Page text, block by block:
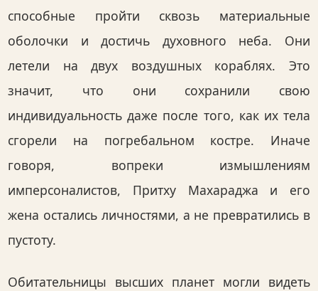
способные пройти сквозь материальные
оболочки и достичь духовного неба. Они
летели на двух воздушных кораблях. Это
значит, что они сохранили свою
индивидуальность даже после того, как их тела
сгорели на погребальном костре. Иначе
говоря, вопреки измышлениям
имперсоналистов, Притху Махараджа и его
жена остались личностями, а не превратились в
пустоту.
Обитательницы высших планет могли видеть